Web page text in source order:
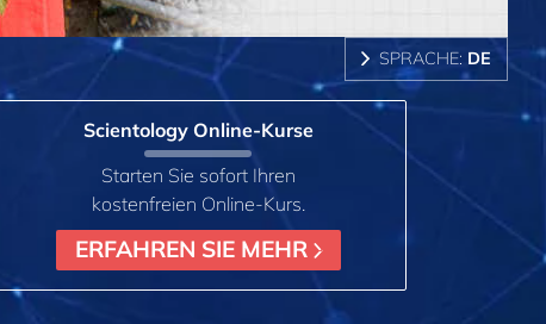
SPRACHE: DE
Scientology Online‑Kurse
Starten Sie sofort Ihren
kostenfreien Online‑Kurs.
ERFAHREN SIE MEHR